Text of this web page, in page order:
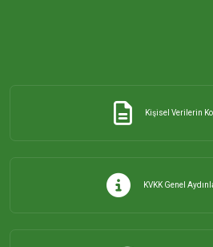
Kişisel Verilerin
KVKK Genel